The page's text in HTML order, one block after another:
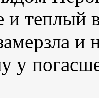
и теплый
и
у